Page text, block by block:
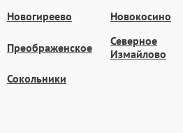
Новогиреево Новокосино
Преображенское
Северное
Измайлово
Сокольники